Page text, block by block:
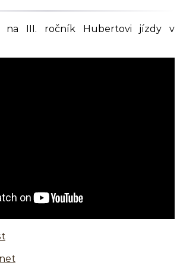
na III. ročník Hubertovi jízdy v